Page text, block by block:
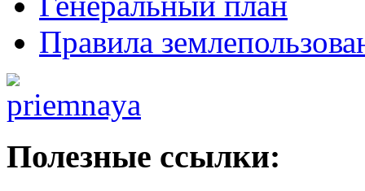
Правила
Полезные ссылки: